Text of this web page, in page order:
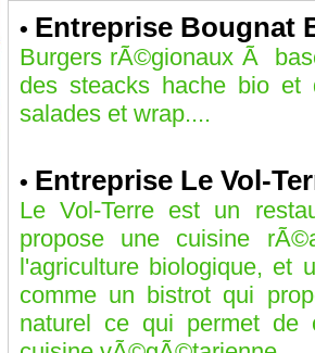
• Entreprise Bougnat
Burgers rÃ©gionaux Ã
des steacks hache bio et
salades et wrap....
• Entreprise Le Vol-
Le Vol-Terre est un
propose une cuisine
l'agriculture biologique, et
comme un bistrot qui
naturel ce qui permet de